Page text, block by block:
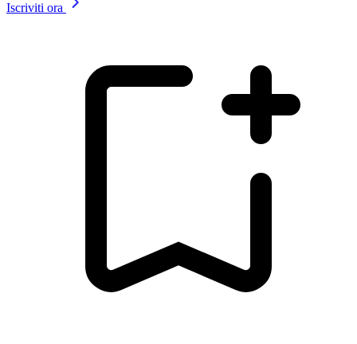
Iscriviti ora